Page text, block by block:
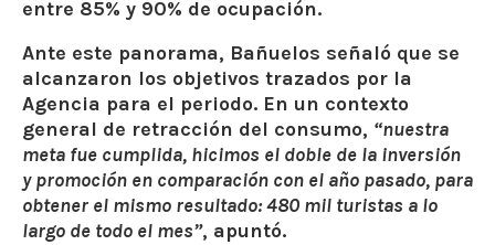
entre 85% y 90% de ocupación.
Ante este panorama, Bañuelos señaló que se
alcanzaron los objetivos trazados por la
Agencia para el periodo. En un contexto
general de retracción del consumo, “nuestra
meta fue cumplida, hicimos el doble de la inversión
y promoción en comparación con el año pasado, para
obtener el mismo resultado:480 mil turistas a lo
largo de todo el mes”, apuntó.